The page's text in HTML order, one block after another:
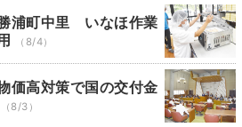
浦町中里 いなほ作業
（8/4）
高対策で国の交付金
（8/3）